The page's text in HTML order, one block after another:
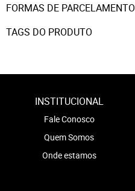
FORMAS DE PARCELAMENTO
TAGS DO PRODUTO
INSTITUCIONAL
Fale Conosco
Quem Somos
Onde estamos